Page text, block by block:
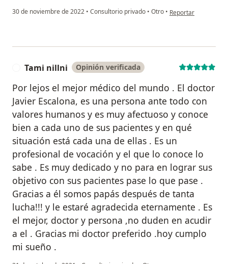
30 de noviembre de 2022 • Consultorio privado • Otro • en opinión del
Reportar
Tami nillni Opinión verificada
Por lejos el mejor médico del mundo . El doctor
Javier Escalona, es una persona ante todo con
valores humanos y es muy afectuoso y conoce
bien a cada uno de sus pacientes y en qué
situación está cada una de ellas . Es un
profesional de vocación y el que lo conoce lo
sabe . Es muy dedicado y no para en lograr sus
objetivo con sus pacientes pase lo que pase .
Gracias a él somos papás después de tanta
lucha!!! y le estaré agradecida eternamente . Es
el mejor, doctor y persona ,no duden en acudir
a el . Gracias mi doctor preferido .hoy cumplo
mi sueño .